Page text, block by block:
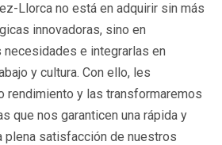
Llorca no está en adquirir sin más
innovadoras, sino en
necesidades e integrarlas en
y cultura. Con ello, les
rendimiento y las transformaremos
que nos garanticen una rápida y
plena satisfacción de nuestros